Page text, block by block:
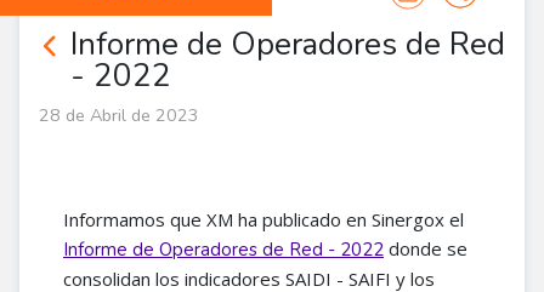
Informe de Operadores de Red
- 2022
28 de Abril de 2023
Informamos que XM ha publicado en Sinergox el
Informe de Operadores de Red - 2022 donde se
consolidan los indicadores SAIDI - SAIFI y los